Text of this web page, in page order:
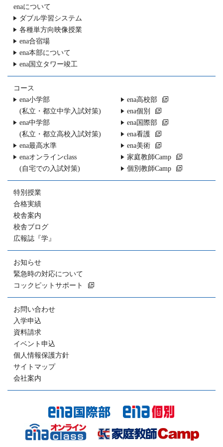
enaについて
ダブル学習システム
各種単方向映像授業
ena合宿場
ena本部について
ena国立タワー竣工
コース
ena小学部
(私立・都立中学入試対策)
ena中学部
(私立・都立高校入試対策)
ena最高水準
enaオンラインclass
(自宅での入試対策)
ena高校部
ena個別
ena国際部
ena看護
ena美術
家庭教師Camp
個別教師Camp
特別授業
合格実績
校舎案内
校舎ブログ
広報誌『学』
お知らせ
緊急時の対応について
コックピットサポート
お問い合わせ
入学申込
資料請求
イベント申込
個人情報保護方針
サイトマップ
会社案内